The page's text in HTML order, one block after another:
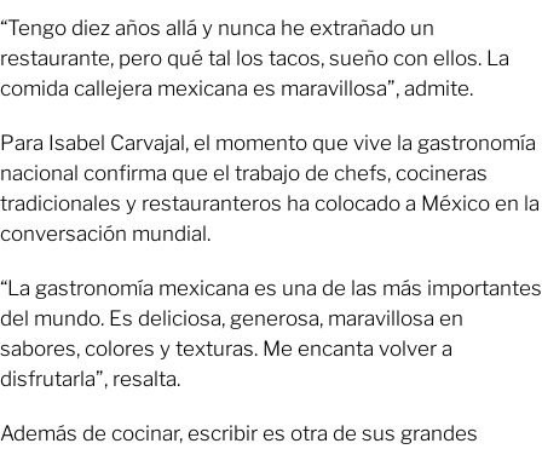
“Tengo diez años allá y nunca he extrañado un
restaurante, pero qué tal los tacos, sueño con ellos. La
comida callejera mexicana es maravillosa”, admite.
Para Isabel Carvajal, el momento que vive la gastronomía
nacional confirma que el trabajo de chefs, cocineras
tradicionales y restauranteros ha colocado a México en la
conversación mundial.
“La gastronomía mexicana es una de las más importantes
del mundo. Es deliciosa, generosa, maravillosa en
sabores, colores y texturas. Me encanta volver a
disfrutarla”, resalta.
Además de cocinar, escribir es otra de sus grandes